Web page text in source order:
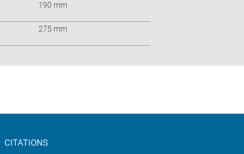
190 mm
275 mm
CITATIONS